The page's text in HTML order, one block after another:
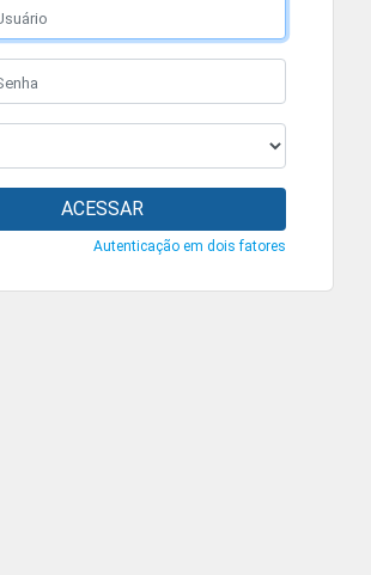
ACESSAR
Autenticação em dois fatores